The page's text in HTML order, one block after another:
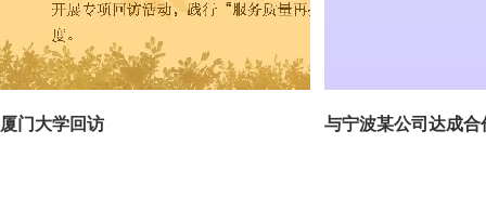
厦门大学回访 与宁波某公司达成合